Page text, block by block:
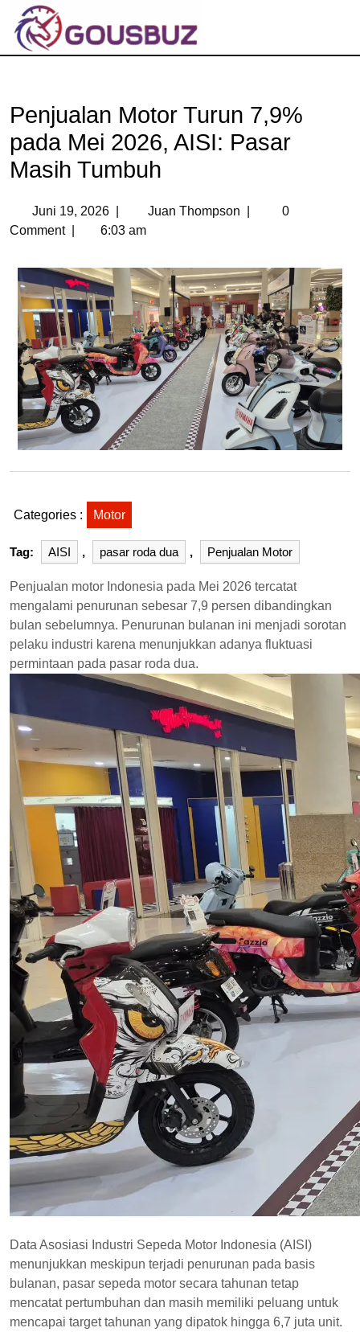
Penjualan Motor Turun 7,9%
pada Mei 2026, AISI: Pasar
Masih Tumbuh
Juni 19, 2026 Juan Thompson
0
Comment
6:03 am
Categories : Motor
Tag: AISI , pasar roda dua , Penjualan Motor
Penjualan motor Indonesia pada Mei 2026 tercatat
mengalami penurunan sebesar 7,9 persen dibandingkan
bulan sebelumnya. Penurunan bulanan ini menjadi sorotan
pelaku industri karena menunjukkan adanya fluktuasi
permintaan pada pasar roda dua.
Data Asosiasi Industri Sepeda Motor Indonesia (AISI)
menunjukkan meskipun terjadi penurunan pada basis
bulanan, pasar sepeda motor secara tahunan tetap
mencatat pertumbuhan dan masih memiliki peluang untuk
mencapai target tahunan yang dipatok hingga 6,7 juta unit.